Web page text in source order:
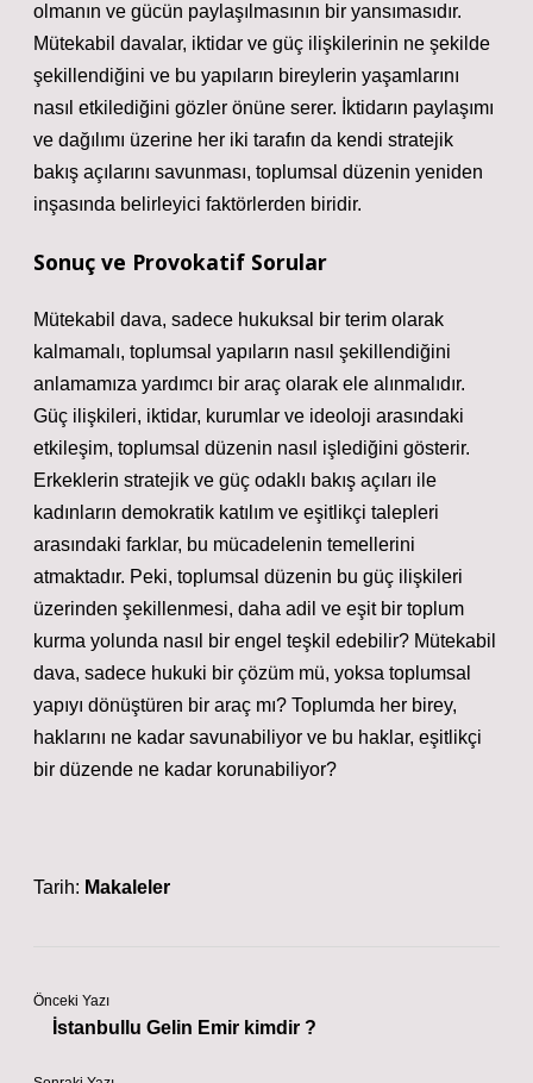
olmanın ve gücün paylaşılmasının bir yansımasıdır.
Mütekabil davalar, iktidar ve güç ilişkilerinin ne şekilde
şekillendiğini ve bu yapıların bireylerin yaşamlarını
nasıl etkilediğini gözler önüne serer. İktidarın paylaşımı
ve dağılımı üzerine her iki tarafın da kendi stratejik
bakış açılarını savunması, toplumsal düzenin yeniden
inşasında belirleyici faktörlerden biridir.
Sonuç ve Provokatif Sorular
Mütekabil dava, sadece hukuksal bir terim olarak
kalmamalı, toplumsal yapıların nasıl şekillendiğini
anlamamıza yardımcı bir araç olarak ele alınmalıdır.
Güç ilişkileri, iktidar, kurumlar ve ideoloji arasındaki
etkileşim, toplumsal düzenin nasıl işlediğini gösterir.
Erkeklerin stratejik ve güç odaklı bakış açıları ile
kadınların demokratik katılım ve eşitlikçi talepleri
arasındaki farklar, bu mücadelenin temellerini
atmaktadır. Peki, toplumsal düzenin bu güç ilişkileri
üzerinden şekillenmesi, daha adil ve eşit bir toplum
kurma yolunda nasıl bir engel teşkil edebilir? Mütekabil
dava, sadece hukuki bir çözüm mü, yoksa toplumsal
yapıyı dönüştüren bir araç mı? Toplumda her birey,
haklarını ne kadar savunabiliyor ve bu haklar, eşitlikçi
bir düzende ne kadar korunabiliyor?
Tarih: Makaleler
Önceki Yazı
İstanbullu Gelin Emir kimdir ?